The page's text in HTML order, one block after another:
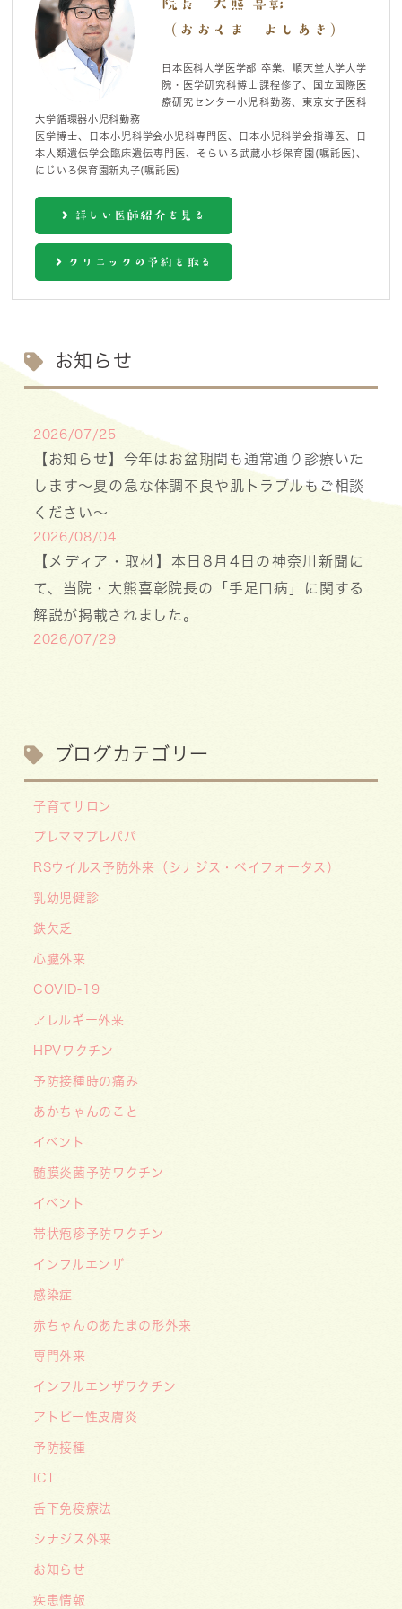
（おおくま よしあき）
日本医科大学医学部 卒業、順天堂大学大学
院・医学研究科博士課程修了、国立国際医
療研究センター小児科勤務、東京女子医科
大学循環器小児科勤務
医学博士、日本小児科学会小児科専門医、日本小児科学会指導医、日
本人類遺伝学会臨床遺伝専門医、そらいろ武蔵小杉保育園(嘱託医)、
にじいろ保育園新丸子(嘱託医)
詳しい医師紹介を見る
クリニックの予約を取る
お知らせ
2026/07/25
【お知らせ】今年はお盆期間も通常通り診療いた
します〜夏の急な体調不良や肌トラブルもご相談
ください〜
2026/08/04
【メディア・取材】本日8月4日の神奈川新聞に
て、当院・大熊喜彰院長の「手足口病」に関する
解説が掲載されました。
2026/07/29
2026/07/13
【お知らせ】川崎市の「麻しん（はしか）対策事
2026/07/07
【デジタル診察券に移行します】
2026/06/16
【メディア・取材】学研の子育て応援サイト「こ
そだてまっぷ」に大熊喜彰院長監修の記事（こど
もの日焼け対策）がアップされました！
2026/05/19
――「武蔵小杉 森のこどもクリニック」の新た
な挑戦
2026/05/08
【メディア・取材】４月１０日発売「子供の科
学」５月号の「なぜ？なぜ？どうして？」で大熊
ゴールデンウィーク（GW）の処方薬受け取りに
関する重要なお願い〜処方箋の有効期限は当日を
含めて「4日間」です〜
ブログカテゴリー
子育てサロン
プレママプレパパ
RSウイルス予防外来（シナジス・ベイフォータス）
乳幼児健診
鉄欠乏
心臓外来
COVID-19
アレルギー外来
HPVワクチン
予防接種時の痛み
あかちゃんのこと
イベント
髄膜炎菌予防ワクチン
イベント
帯状疱疹予防ワクチン
インフルエンザ
感染症
赤ちゃんのあたまの形外来
専門外来
インフルエンザワクチン
アトピー性皮膚炎
予防接種
ICT
舌下免疫療法
シナジス外来
お知らせ
疾患情報